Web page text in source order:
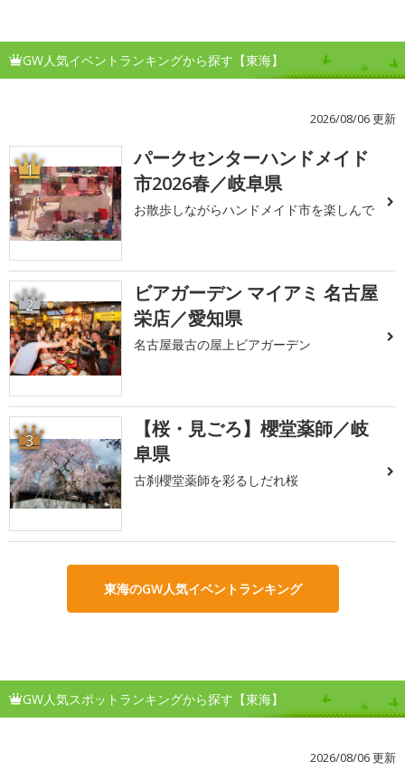
GW人気イベントランキングから探す【東海】
2026/08/06 更新
1
パークセンターハンドメイド
市2026春／岐阜県
お散歩しながらハンドメイド市を楽しんで
2
ビアガーデン マイアミ 名古屋
栄店／愛知県
名古屋最古の屋上ビアガーデン
3
【桜・見ごろ】櫻堂薬師／岐
阜県
古刹櫻堂薬師を彩るしだれ桜
東海のGW人気イベントランキング
GW人気スポットランキングから探す【東海】
2026/08/06 更新